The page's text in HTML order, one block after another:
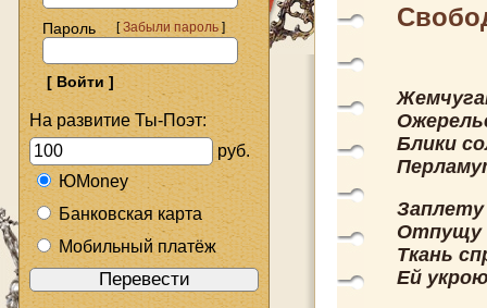
Пароль [Забыли пароль]
На развитие Ты-Поэт:
руб.
ЮMoney
Банковская карта
Мобильный платёж
Блики
Отпущу
Ткань
Ей